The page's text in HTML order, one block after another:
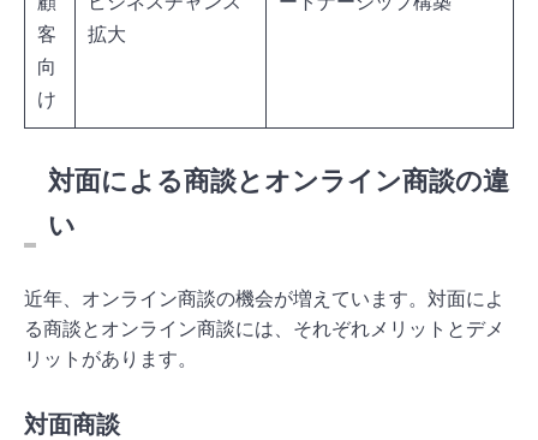
客
向
け
拡大
対面による商談とオンライン商談の違
い
近年、オンライン商談の機会が増えています。対面によ
る商談とオンライン商談には、それぞれメリットとデメ
リットがあります。
対面商談